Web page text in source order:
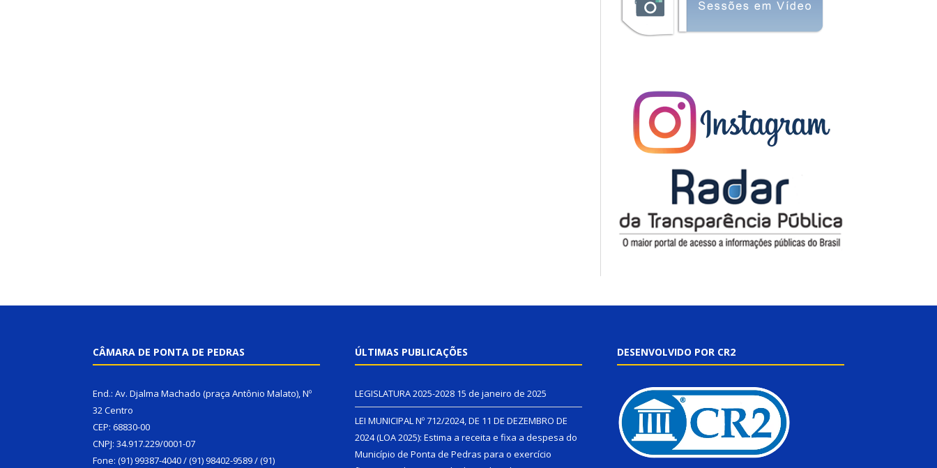
CÂMARA DE PONTA DE PEDRAS
End.: Av. Djalma Machado (praça Antônio Malato), Nº
32 Centro
CEP: 68830-00
CNPJ: 34.917.229/0001-07
Fone: (91) 99387-4040 / (91) 98402-9589 / (91)
ÚLTIMAS PUBLICAÇÕES
LEGISLATURA 2025-2028 15 de janeiro de 2025
LEI MUNICIPAL Nº 712/2024, DE 11 DE DEZEMBRO DE
2024 (LOA 2025): Estima a receita e fixa a despesa do
Município de Ponta de Pedras para o exercício
DESENVOLVIDO POR CR2